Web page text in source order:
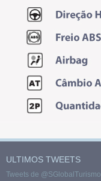
ULTIMOS TWEETS
Tweets de @SGlobalTurismo